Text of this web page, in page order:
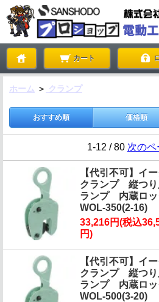
カート
ホーム ＞ クランプ
おすすめ順 価格順
1-12 / 80 次の
【代引不可】イ
クランプ 縦つり
ランプ 内蔵ロ
WOL-350(2-16)
33,216円(税込
円)
【代引不可】イ
クランプ 縦つり
ランプ 内蔵ロ
WOL-500(3-20)